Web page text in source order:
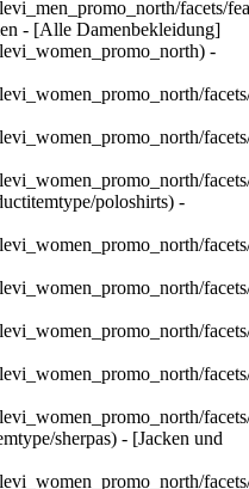
facets/
- [Alle Damenbekleidung]
-
poloshirts) -
sherpas) - [Jacken und